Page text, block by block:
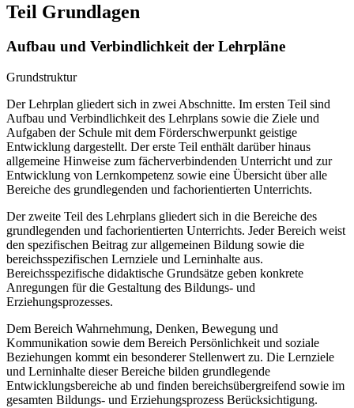
Teil Grundlagen
Aufbau und Verbindlichkeit der Lehrpläne
Grundstruktur
Der Lehrplan gliedert sich in zwei Abschnitte. Im ersten Teil sind
Aufbau und Verbindlichkeit des Lehrplans sowie die Ziele und
Aufgaben der Schule mit dem Förderschwerpunkt geistige
Entwicklung dargestellt. Der erste Teil enthält darüber hinaus
allgemeine Hinweise zum fächerverbindenden Unterricht und zur
Entwicklung von Lernkompetenz sowie eine Übersicht über alle
Bereiche des grundlegenden und fachorientierten Unterrichts.
Der zweite Teil des Lehrplans gliedert sich in die Bereiche des
grundlegenden und fachorientierten Unterrichts. Jeder Bereich weist
den spezifischen Beitrag zur allgemeinen Bildung sowie die
bereichsspezifischen Lernziele und Lerninhalte aus.
Bereichsspezifische didaktische Grundsätze geben konkrete
Anregungen für die Gestaltung des Bildungs- und
Erziehungsprozesses.
Dem Bereich Wahrnehmung, Denken, Bewegung und
Kommunikation sowie dem Bereich Persönlichkeit und soziale
Beziehungen kommt ein besonderer Stellenwert zu. Die Lernziele
und Lerninhalte dieser Bereiche bilden grundlegende
Entwicklungsbereiche ab und finden bereichsübergreifend sowie im
gesamten Bildungs- und Erziehungsprozess Berücksichtigung.